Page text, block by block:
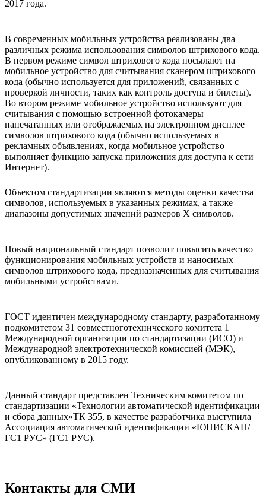
2017 года.
В современных мобильных устройства реализованы два
различных режима использования символов штрихового кода.
В первом режиме символ штрихового кода посылают на
мобильное устройство для считывания сканером штрихового
кода (обычно используется для приложений, связанных с
проверкой личности, таких как контроль доступа и билеты).
Во втором режиме мобильное устройство используют для
считывания с помощью встроенной фотокамеры
напечатанных или отображаемых на электронном дисплее
символов штрихового кода (обычно используемых в
рекламных объявлениях, когда мобильное устройство
выполняет функцию запуска приложения для доступа к сети
Интернет).
Объектом стандартизации являются методы оценки качества
символов, используемых в указанных режимах, а также
диапазоны допустимых значений размеров Х символов.
Новый национальный стандарт позволит повысить качество
функционирования мобильных устройств и наносимых
символов штрихового кода, предназначенных для считывания
мобильными устройствами.
ГОСТ идентичен международному стандарту, разработанному
подкомитетом 31 совместноготехнического комитета 1
Международной организации по стандартизации (ИСО) и
Международной электротехнической комиссией (МЭК),
опубликованному в 2015 году.
Данный стандарт представлен Техническим комитетом по
стандартизации «Технологии автоматической идентификации
и сбора данных»ТК 355, в качестве разработчика выступила
Ассоциация автоматической идентификации «ЮНИСКАН/
ГС1 РУС» (ГС1 РУС).
Контакты для СМИ